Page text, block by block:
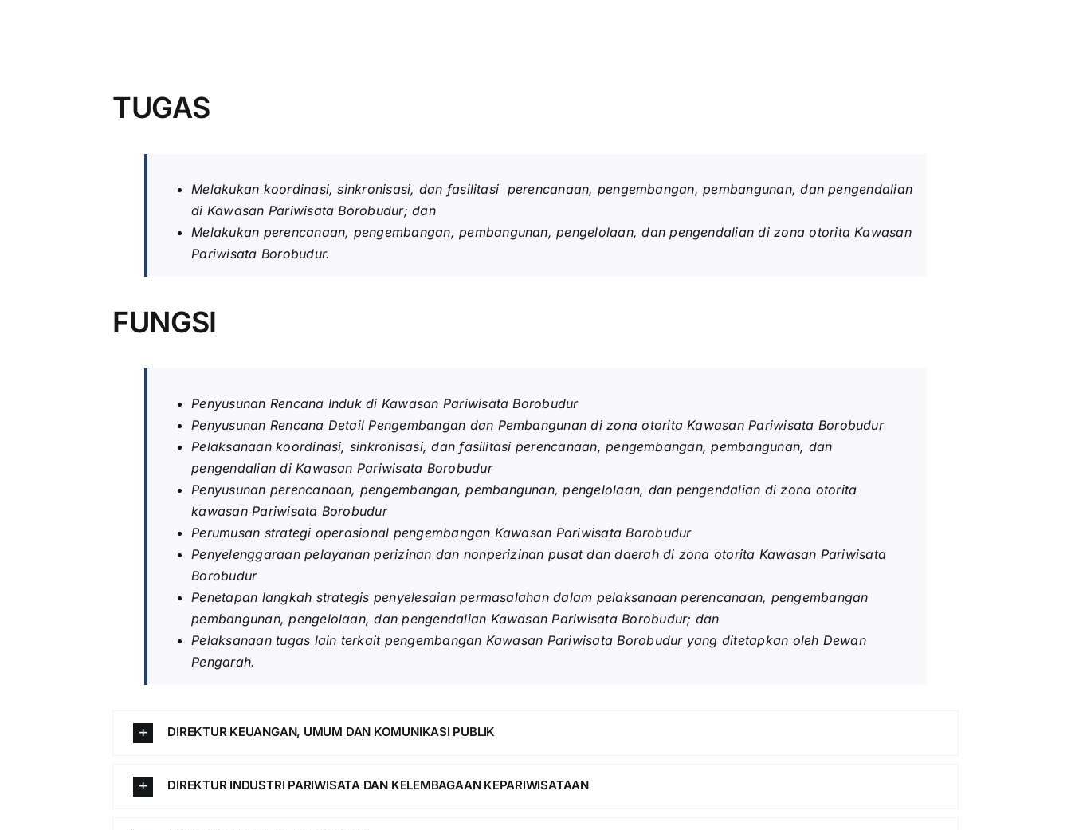
TUGAS
Melakukan koordinasi, sinkronisasi, dan fasilitasi perencanaan, pengembangan, pembangunan, dan pengendalian
di Kawasan Pariwisata Borobudur; dan
Melakukan perencanaan, pengembangan, pembangunan, pengelolaan, dan pengendalian di zona otorita Kawasan
Pariwisata Borobudur.
FUNGSI
Penyusunan Rencana Induk di Kawasan Pariwisata Borobudur
Penyusunan Rencana Detail Pengembangan dan Pembangunan di zona otorita Kawasan Pariwisata Borobudur
Pelaksanaan koordinasi, sinkronisasi, dan fasilitasi perencanaan, pengembangan, pembangunan, dan
pengendalian di Kawasan Pariwisata Borobudur
Penyusunan perencanaan, pengembangan, pembangunan, pengelolaan, dan pengendalian di zona otorita
kawasan Pariwisata Borobudur
Perumusan strategi operasional pengembangan Kawasan Pariwisata Borobudur
Penyelenggaraan pelayanan perizinan dan nonperizinan pusat dan daerah di zona otorita Kawasan Pariwisata
Borobudur
Penetapan langkah strategis penyelesaian permasalahan dalam pelaksanaan perencanaan, pengembangan
pembangunan, pengelolaan, dan pengendalian Kawasan Pariwisata Borobudur; dan
Pelaksanaan tugas lain terkait pengembangan Kawasan Pariwisata Borobudur yang ditetapkan oleh Dewan
Pengarah.
DIREKTUR KEUANGAN, UMUM DAN KOMUNIKASI PUBLIK
DIREKTUR INDUSTRI PARIWISATA DAN KELEMBAGAAN KEPARIWISATAAN